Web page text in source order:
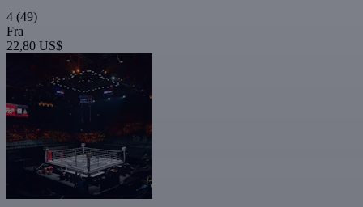
4 (49)
Fra
22,80 US$